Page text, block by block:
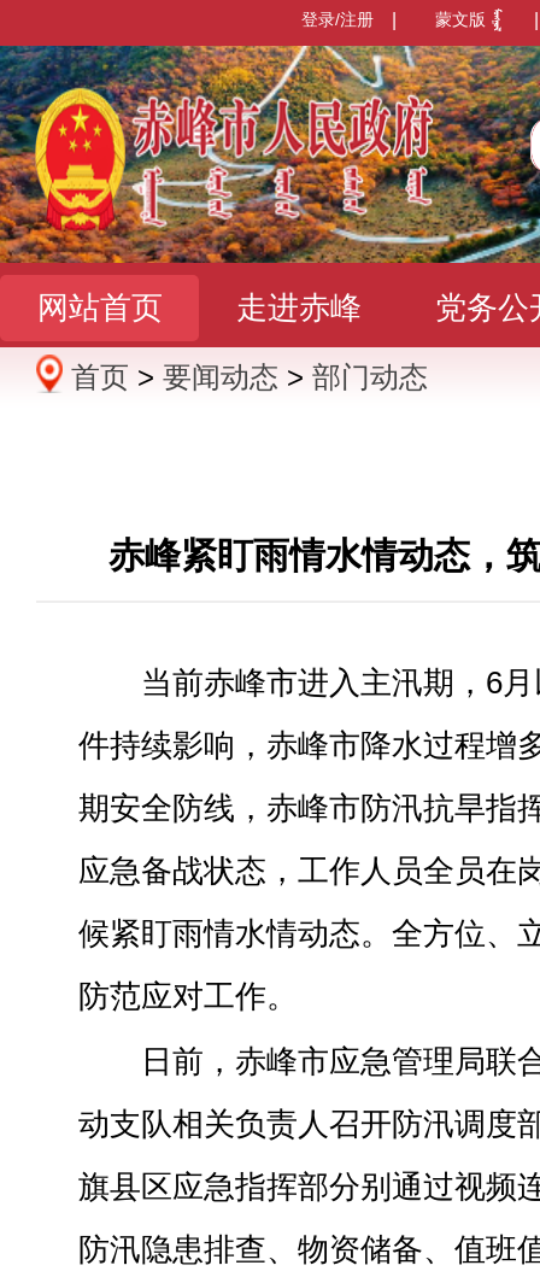
蒙文版
登录/注册
网站首页 走进赤峰 党务公
办事服务 政民互动
首页 > 要闻动态 > 部门动态
赤峰紧盯雨情水情动态，
当前赤峰市进入主汛期，6
件持续影响，赤峰市降水过程增
期安全防线，赤峰市防汛抗旱指
应急备战状态，工作人员全员在
候紧盯雨情水情动态。全方位、
防范应对工作。
日前，赤峰市应急管理局联
动支队相关负责人召开防汛调度
旗县区应急指挥部分别通过视频
防汛隐患排查、物资储备、值班